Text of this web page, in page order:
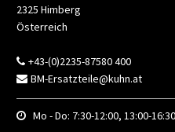
2325 Himberg
Österreich
+43-(0)2235-87580 400
BM-Ersatzteile@kuhn.at
Mo - Do: 7:30-12:00, 13:00-16:30